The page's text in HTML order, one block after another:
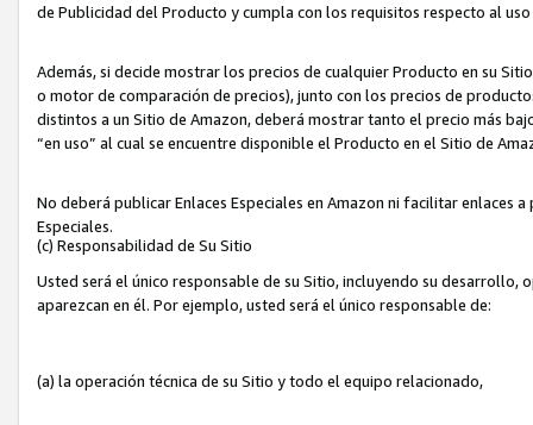
de Publicidad del Producto y cumpla con los requisitos respecto al uso
Además, si decide mostrar los precios de cualquier Producto en su
o motor de comparación de precios), junto con los precios de
distintos a un Sitio de Amazon, deberá mostrar tanto el precio más
“en uso” al cual se encuentre disponible el Producto en el Sitio de
No deberá publicar Enlaces Especiales en Amazon ni facilitar enlaces
Especiales.
(c) Responsabilidad de Su Sitio
Usted será el único responsable de su Sitio, incluyendo su
aparezcan en él. Por ejemplo, usted será el único responsable de:
(a) la operación técnica de su Sitio y todo el equipo relacionado,